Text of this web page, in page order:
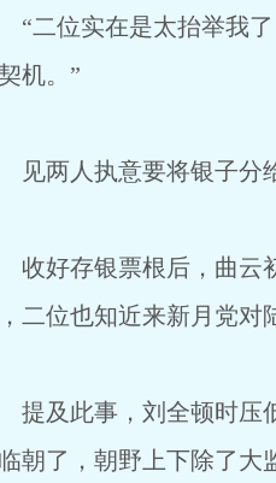
位实在是太抬举我了
机。”
两人执意要将银子分给
好存银票根后，曲云初
二位也知近来新月党对
及此事，刘全顿时压低
朝了，朝野上下除了大